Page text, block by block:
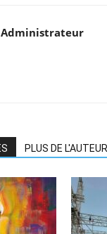
Administrateur
PLUS DE L'AUTEUR